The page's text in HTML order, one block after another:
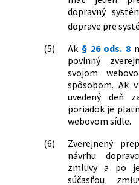
dopravný
doprave pre
(5)
Ak § 26 ods. 8
povinný
svojom
spôsobom. Ak
uvedený deň
poriadok je
webovom sídle.
(6)
Zverejnený
návrhu
zmluvy a po
súčasťou